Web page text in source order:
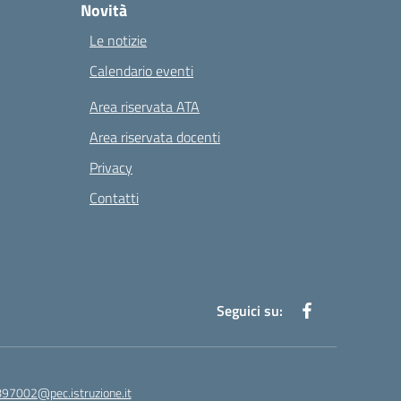
Novità
Le notizie
Calendario eventi
Area riservata ATA
Area riservata docenti
Privacy
Contatti
Seguici su: